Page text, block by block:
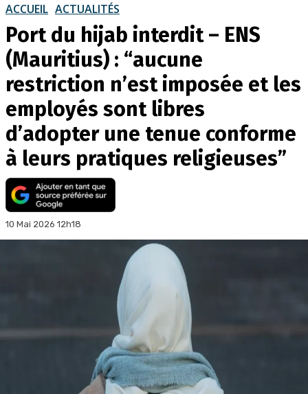
ACCUEIL ACTUALITÉS
Port du hijab interdit – ENS
(Mauritius) : “aucune
restriction n’est imposée et les
employés sont libres
d’adopter une tenue conforme
à leurs pratiques religieuses”
10 Mai 2026 12h18